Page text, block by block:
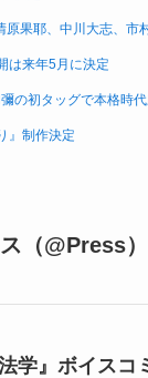
果耶、中川大志、市
は来年5月に決定
の初タッグで本格時
』制作決定
（@Press）
学』ボイスコ